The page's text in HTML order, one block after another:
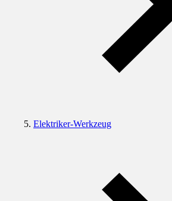
Elektriker-Werkzeug